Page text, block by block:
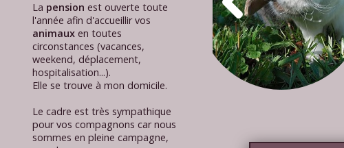
La pension est ouverte toute
l'année afin d'accueillir vos
animauxen toutes
circonstances (vacances,
weekend, déplacement,
hospitalisation...).
Elle se trouve à mon domicile.
Le cadre est très sympathique
pour vos compagnons car nous
sommes en pleine campagne,